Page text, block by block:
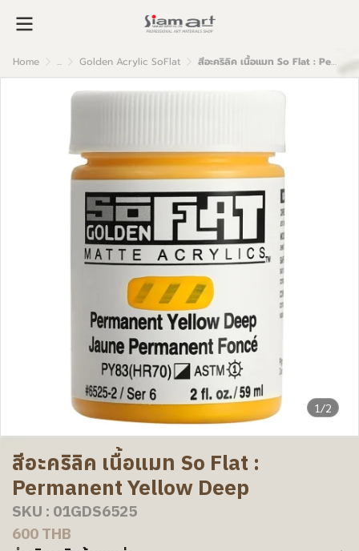
Home ... Golden Acrylic SoFlat สีอะคริลิค เนื้อแมท So Flat : Permanent Yellow Deep
1/2
สีอะคริลิค เนื้อแมท So Flat :
Permanent Yellow Deep
SKU : 01GDS6525
600 THB